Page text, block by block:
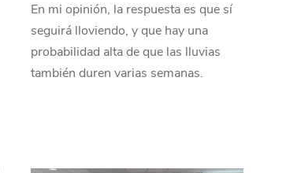
En mi opinión, la respuesta es que sí
seguirá lloviendo, y que hay una
probabilidad alta de que las lluvias
también duren varias semanas.